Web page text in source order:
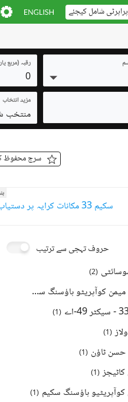
پراپرٹی شامل کیجئے
رقبہ (مربع
0
مزید انتخاب
منتخب
سرچ محفوظ
سکیم 33 مکانات کرایہ پر دستیاب
حروف تہجی سے ترتیب
(
5
)
(
2
)
کراچی میمن کوآپریٹو ہاؤسنگ سوسائٹی
(
1
)
(
1
)
حسن ٹاؤن (
1
)
(
1
)
کوآپریٹیو ہاؤسنگ سکیم (
1
)